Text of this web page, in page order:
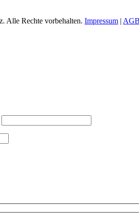
Alle Rechte vorbehalten. Impressum | AGB